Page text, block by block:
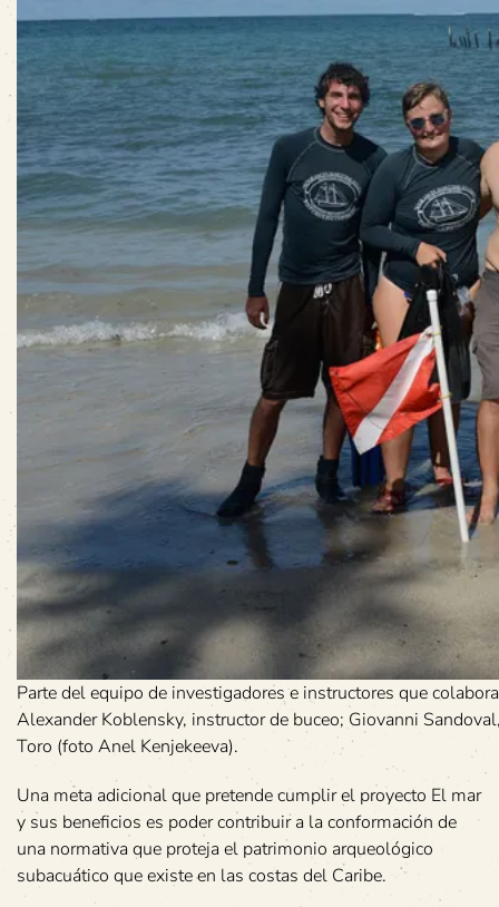
Parte del equipo de investigadores e instructores que
Alexander Koblensky, instructor de buceo; Giovanni
Toro (foto Anel Kenjekeeva).
Una meta adicional que pretende cumplir el proyecto El mar
y sus beneficios es poder contribuir a la conformación de
una normativa que proteja el patrimonio arqueológico
subacuático que existe en las costas del Caribe.